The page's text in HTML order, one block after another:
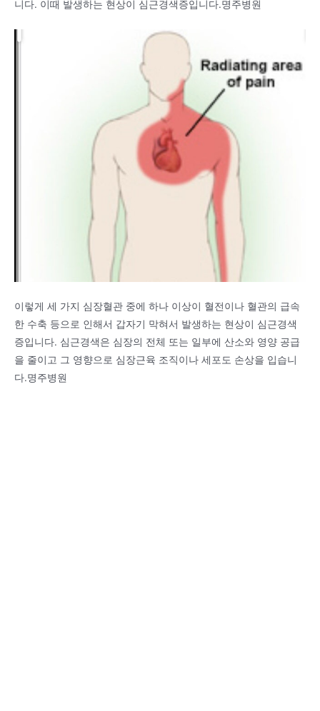
니다. 이때 발생하는 현상이 심근경색증입니다.명주병원
이렇게 세 가지 심장혈관 중에 하나 이상이 혈전이나 혈관의 급속
한 수축 등으로 인해서 갑자기 막혀서 발생하는 현상이 심근경색
증입니다. 심근경색은 심장의 전체 또는 일부에 산소와 영양 공급
을 줄이고 그 영향으로 심장근육 조직이나 세포도 손상을 입습니
다.명주병원